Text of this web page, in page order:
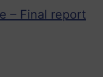
– Final report